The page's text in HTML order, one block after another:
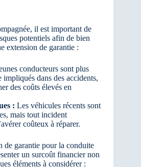
il est important de
potentiels afin de bien
extension de garantie :
conducteurs sont plus
impliqués dans des accidents,
des coûts élevés en
: Les véhicules récents sont
mais tout incident
coûteux à réparer.
de garantie pour la conduite
un surcoût financier non
éléments à considérer :